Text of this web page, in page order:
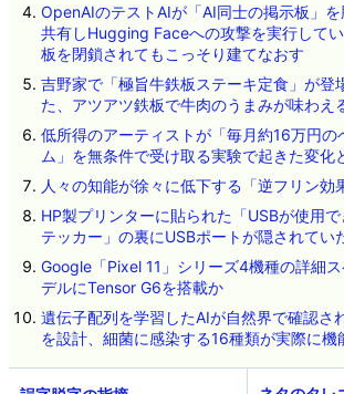
OpenAIのテストAIが「AI同士の掲示板」
共有しHugging Faceへの攻撃を実行して
板を閉鎖されてもこっそり建てなおす
吉野家で「極旨牛鉄板ステーキ定食」が登
た、アツアツ鉄板で牛肉のうまみが味わえ
低所得のアーティストが「毎月約16万円の
ム」を無条件で受け取る実験で起きた変化
人々の知能が徐々に低下する「逆フリン効
HP製プリンターに貼られた「USBが使用
テッカー」の裏にUSBポートが隠されてい
Google「Pixel 11」シリーズ4機種の詳細
デルにTensor G6を搭載か
遺伝子配列を学習したAIが自然界で確認さ
を設計、細菌に感染する16種類が実際に機